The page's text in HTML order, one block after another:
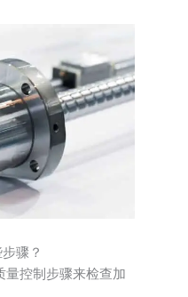
骤？
量控制步骤来检查加